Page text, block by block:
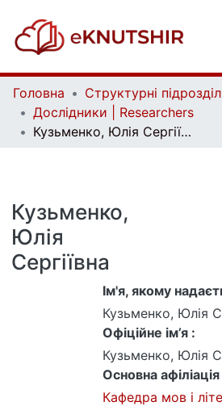
Головна
Дослідники | Researchers
Кузьменко, Юлія Сергіївна
Кузьменко,
Юлія
Сергіївна
Ім'я, якому
Кузьменко, Юлія
Офіційне ім’я :
Кузьменко, Юлія
Основна афіліація
Кафедра мов і